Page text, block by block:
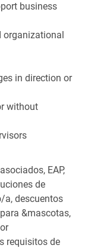
business
organizational
in direction or
without
EAP,
de
a, descuentos
&mascotas,
requisitos de